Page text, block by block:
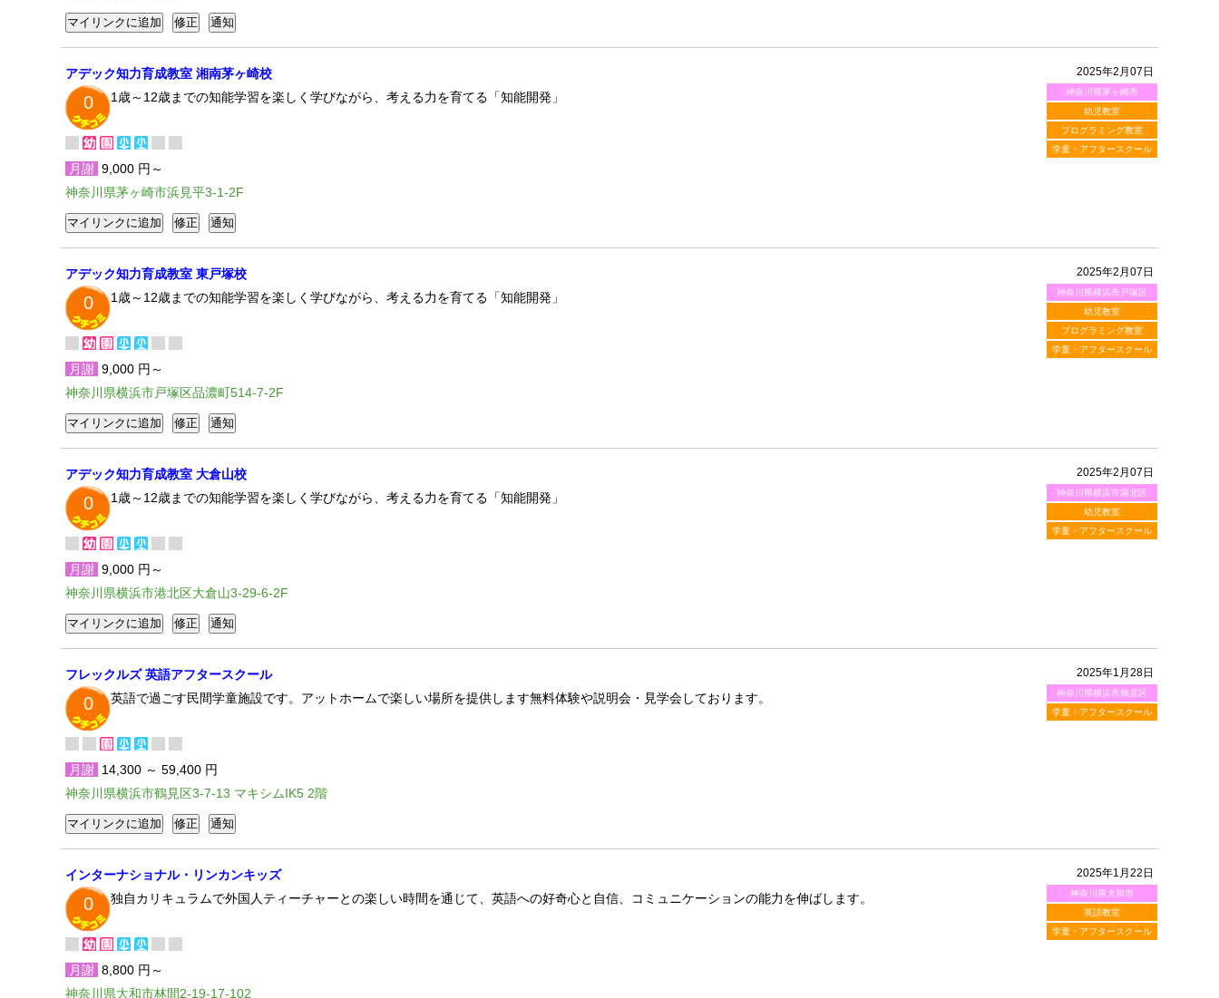
2025年2月07日
神奈川県茅ヶ崎市
幼児教室
プログラミング教室
学童・アフタースクール
アデック知力育成教室 湘南茅ヶ崎校
0 1歳～12歳までの知能学習を楽しく学びながら、考える力を育てる「知能開発」
月謝 9,000 円～
神奈川県茅ヶ崎市浜見平3-1-2F
2025年2月07日
神奈川県横浜市戸塚区
幼児教室
プログラミング教室
学童・アフタースクール
アデック知力育成教室 東戸塚校
0 1歳～12歳までの知能学習を楽しく学びながら、考える力を育てる「知能開発」
月謝 9,000 円～
神奈川県横浜市戸塚区品濃町514-7-2F
2025年2月07日
神奈川県横浜市港北区
幼児教室
学童・アフタースクール
アデック知力育成教室 大倉山校
0 1歳～12歳までの知能学習を楽しく学びながら、考える力を育てる「知能開発」
月謝 9,000 円～
神奈川県横浜市港北区大倉山3-29-6-2F
2025年1月28日
神奈川県横浜市鶴見区
学童・アフタースクール
フレックルズ 英語アフタースクール
0 英語で過ごす民間学童施設です。アットホームで楽しい場所を提供します無料体験や説明会・見学会しております。
月謝 14,300 ～ 59,400 円
神奈川県横浜市鶴見区3-7-13 マキシムIK5 2階
2025年1月22日
神奈川県大和市
英語教室
学童・アフタースクール
インターナショナル・リンカンキッズ
0 独自カリキュラムで外国人ティーチャーとの楽しい時間を通じて、英語への好奇心と自信、コミュニケーションの能力を伸ばします。
月謝 8,800 円～
神奈川県大和市林間2-19-17-102